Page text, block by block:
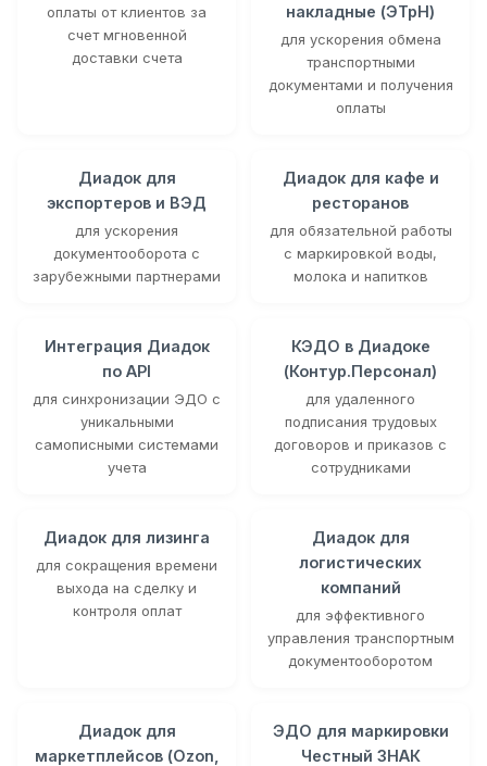
оплаты от клиентов за
счет мгновенной
доставки счета
накладные (ЭТрН)
для ускорения обмена
транспортными
документами и получения
оплаты
Диадок для
экспортеров и ВЭД
для ускорения
документооборота с
зарубежными партнерами
Диадок для кафе и
ресторанов
для обязательной работы
с маркировкой воды,
молока и напитков
Интеграция Диадок
по API
для синхронизации ЭДО с
уникальными
самописными системами
учета
КЭДО в Диадоке
(Контур.Персонал)
для удаленного
подписания трудовых
договоров и приказов с
сотрудниками
Диадок для лизинга
для сокращения времени
выхода на сделку и
контроля оплат
Диадок для
логистических
компаний
для эффективного
управления транспортным
документооборотом
Диадок для
маркетплейсов (Ozon,
ЭДО для маркировки
Честный ЗНАК